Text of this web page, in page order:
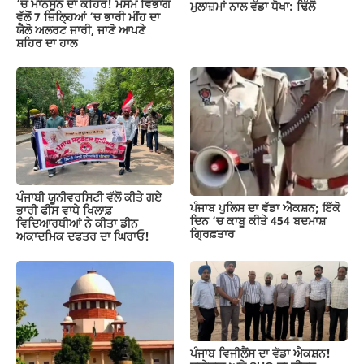
‘ਚ ਮਾਨਸੂਨ ਦਾ ਕਹਿਰ! ਮੌਸਮ ਵਿਭਾਗ
ਵੱਲੋਂ 7 ਜ਼ਿਲ੍ਹਿਆਂ ‘ਚ ਭਾਰੀ ਮੀਂਹ ਦਾ
ਯੈਲੋ ਅਲਰਟ ਜਾਰੀ, ਜਾਣੋ ਆਪਣੇ
ਸ਼ਹਿਰ ਦਾ ਹਾਲ
ਮੁਲਾਜ਼ਮਾਂ ਨਾਲ ਵੱਡਾ ਧੋਖਾ: ਢਿੱਲੋਂ
ਪੰਜਾਬੀ ਯੂਨੀਵਰਸਿਟੀ ਵੱਲੋਂ ਕੀਤੇ ਗਏ
ਭਾਰੀ ਫੀਸ ਵਾਧੇ ਖਿਲਾਫ਼
ਵਿਦਿਆਰਥੀਆਂ ਨੇ ਕੀਤਾ ਡੀਨ
ਅਕਾਦਮਿਕ ਦਫਤਰ ਦਾ ਘਿਰਾਓ!
ਪੰਜਾਬ ਪੁਲਿਸ ਦਾ ਵੱਡਾ ਐਕਸ਼ਨ; ਇੱਕੋ
ਦਿਨ ‘ਚ ਕਾਬੂ ਕੀਤੇ 454 ਬਦਮਾਸ਼
ਗ੍ਰਿਫ਼ਤਾਰ
ਪੰਜਾਬ ਵਿਜੀਲੈਂਸ ਦਾ ਵੱਡਾ ਐਕਸ਼ਨ!